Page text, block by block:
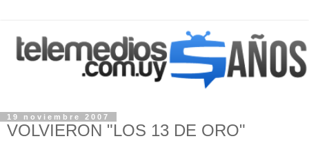
19 noviembre 2007
VOLVIERON "LOS 13 DE ORO"